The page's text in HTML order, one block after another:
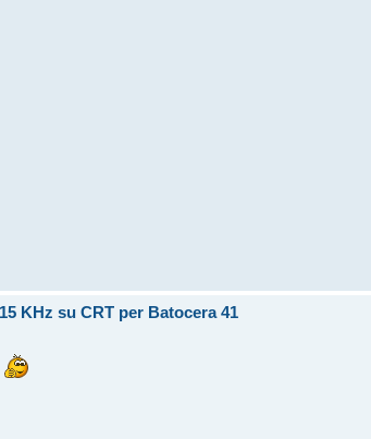
KHz su CRT per Batocera 41